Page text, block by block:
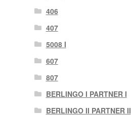
406
407
5008 I
607
807
BERLINGO I PARTNER I
BERLINGO II PARTNER II